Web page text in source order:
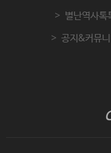
별난역사톡
공지&커뮤